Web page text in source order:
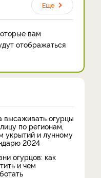
Еще
вам
отображаться
высаживать огурцы
по регионам,
укрытий и лунному
2024
огурцов: как
и чем